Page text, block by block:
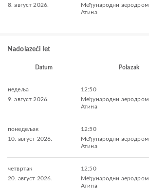
8. август 2026.
Међународни аеродром
Атина
Nadolazeći let
Datum Polazak
недеља
9. август 2026.
12:50
Међународни аеродром
Атина
понедељак
10. август 2026.
12:50
Међународни аеродром
Атина
четвртак
20. август 2026.
12:50
Међународни аеродром
Атина